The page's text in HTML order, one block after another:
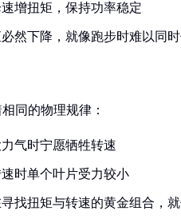
增扭矩，保持功率稳定
然下降，就像跑步时难以同
同的物理规律：
气时宁愿牺牲转速
时单个叶片受力较小
找扭矩与转速的黄金组合，